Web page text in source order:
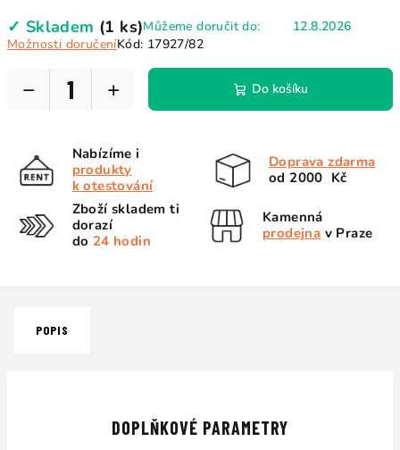
cena:
✓ Skladem (1 ks)Můžeme doručit do:
12.8.2026
Možnosti doručeníKód: 17927/82
+
− Do košíku
Nabízíme i
produkty
k otestování
Doprava zdarma
od 2000 Kč
Zboží skladem ti
dorazí
do 24 hodin
Kamenná
prodejna v Praze
POPIS
DOPLŇKOVÉ PARAMETRY